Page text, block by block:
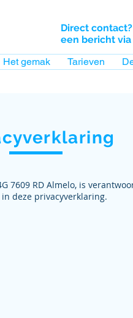
Direct
een bericht
Het gemak Tarieven
7609 RD Almelo, is
deze privacyverklaring.